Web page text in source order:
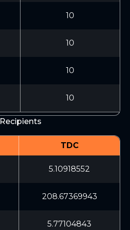
10
10
10
10
Recipients
TDC
5.10918552
208.67369943
5.77104843